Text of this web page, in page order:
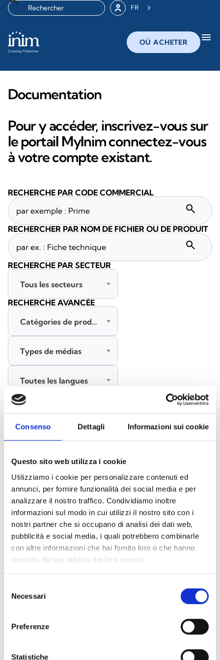
Consenso Dettagli Informazioni sui cookie
Questo sito web utilizza i cookie
Utilizziamo i cookie per personalizzare contenuti ed
annunci, per fornire funzionalità dei social media e per
analizzare il nostro traffico. Condividiamo inoltre
informazioni sul modo in cui utilizzi il nostro sito con i
nostri partner che si occupano di analisi dei dati web,
pubblicità e social media, i quali potrebbero combinarle
con altre informazioni che hai fornito loro o che hanno
raccolto dal tuo utilizzo dei loro servizi.
delNecessari
Preferenze
Statistiche
FR
OÙ ACHETER menu
Documentation
Pour y accéder, inscrivez-vous sur
le portail MyInim connectez-vous
à votre compte existant.
Accessoires pour socles EB00 - Matériaux (47)
Accessoires pour les tests des détecteurs -
Matériaux(6)
Accessoires pour détecteurs Enea - Matériaux (35)
Accessoires Senseware
Accessoires de la série Industrial - Matériaux(17)
Documents(6992)
Tout sélectionner
marqués par une icône lock
RECHERCHE PAR CODE COMMERCIAL
search
RECHERCHER PAR NOM DE FICHIER OU DE PRODUIT
search
RECHERCHE PAR SECTEUR
Tous les secteurs
RECHERCHE AVANCÉE
Catégories de produits
Types de médias
Toutes les langues
RECHERCHER
EFFACER LES FILTRES